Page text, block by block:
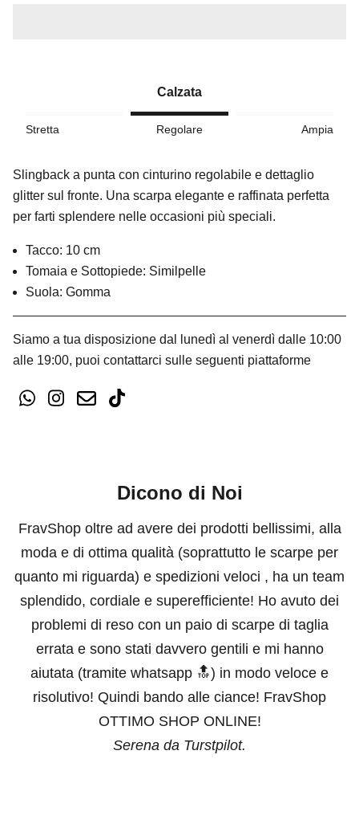
Calzata
Stretta Regolare Ampia
Slingback a punta con cinturino regolabile e dettaglio
glitter sul fronte. Una scarpa elegante e raffinata perfetta
per farti splendere nelle occasioni più speciali.
Tacco: 10 cm
Tomaia e Sottopiede: Similpelle
Suola: Gomma
Siamo a tua disposizione dal lunedì al venerdì dalle 10:00
alle 19:00, puoi contattarci sulle seguenti piattaforme
Dicono di Noi
FravShop oltre ad avere dei prodotti bellissimi, alla
moda e di ottima qualità (soprattutto le scarpe per
quanto mi riguarda) e spedizioni veloci , ha un team
splendido, cordiale e superefficiente! Ho avuto dei
problemi di reso con un paio di scarpe di taglia
errata e sono stati davvero gentili e mi hanno
aiutata (tramite whatsapp 🔝) in modo veloce e
risolutivo! Quindi bando alle ciance! FravShop
OTTIMO SHOP ONLINE!
Serena da Turstpilot.